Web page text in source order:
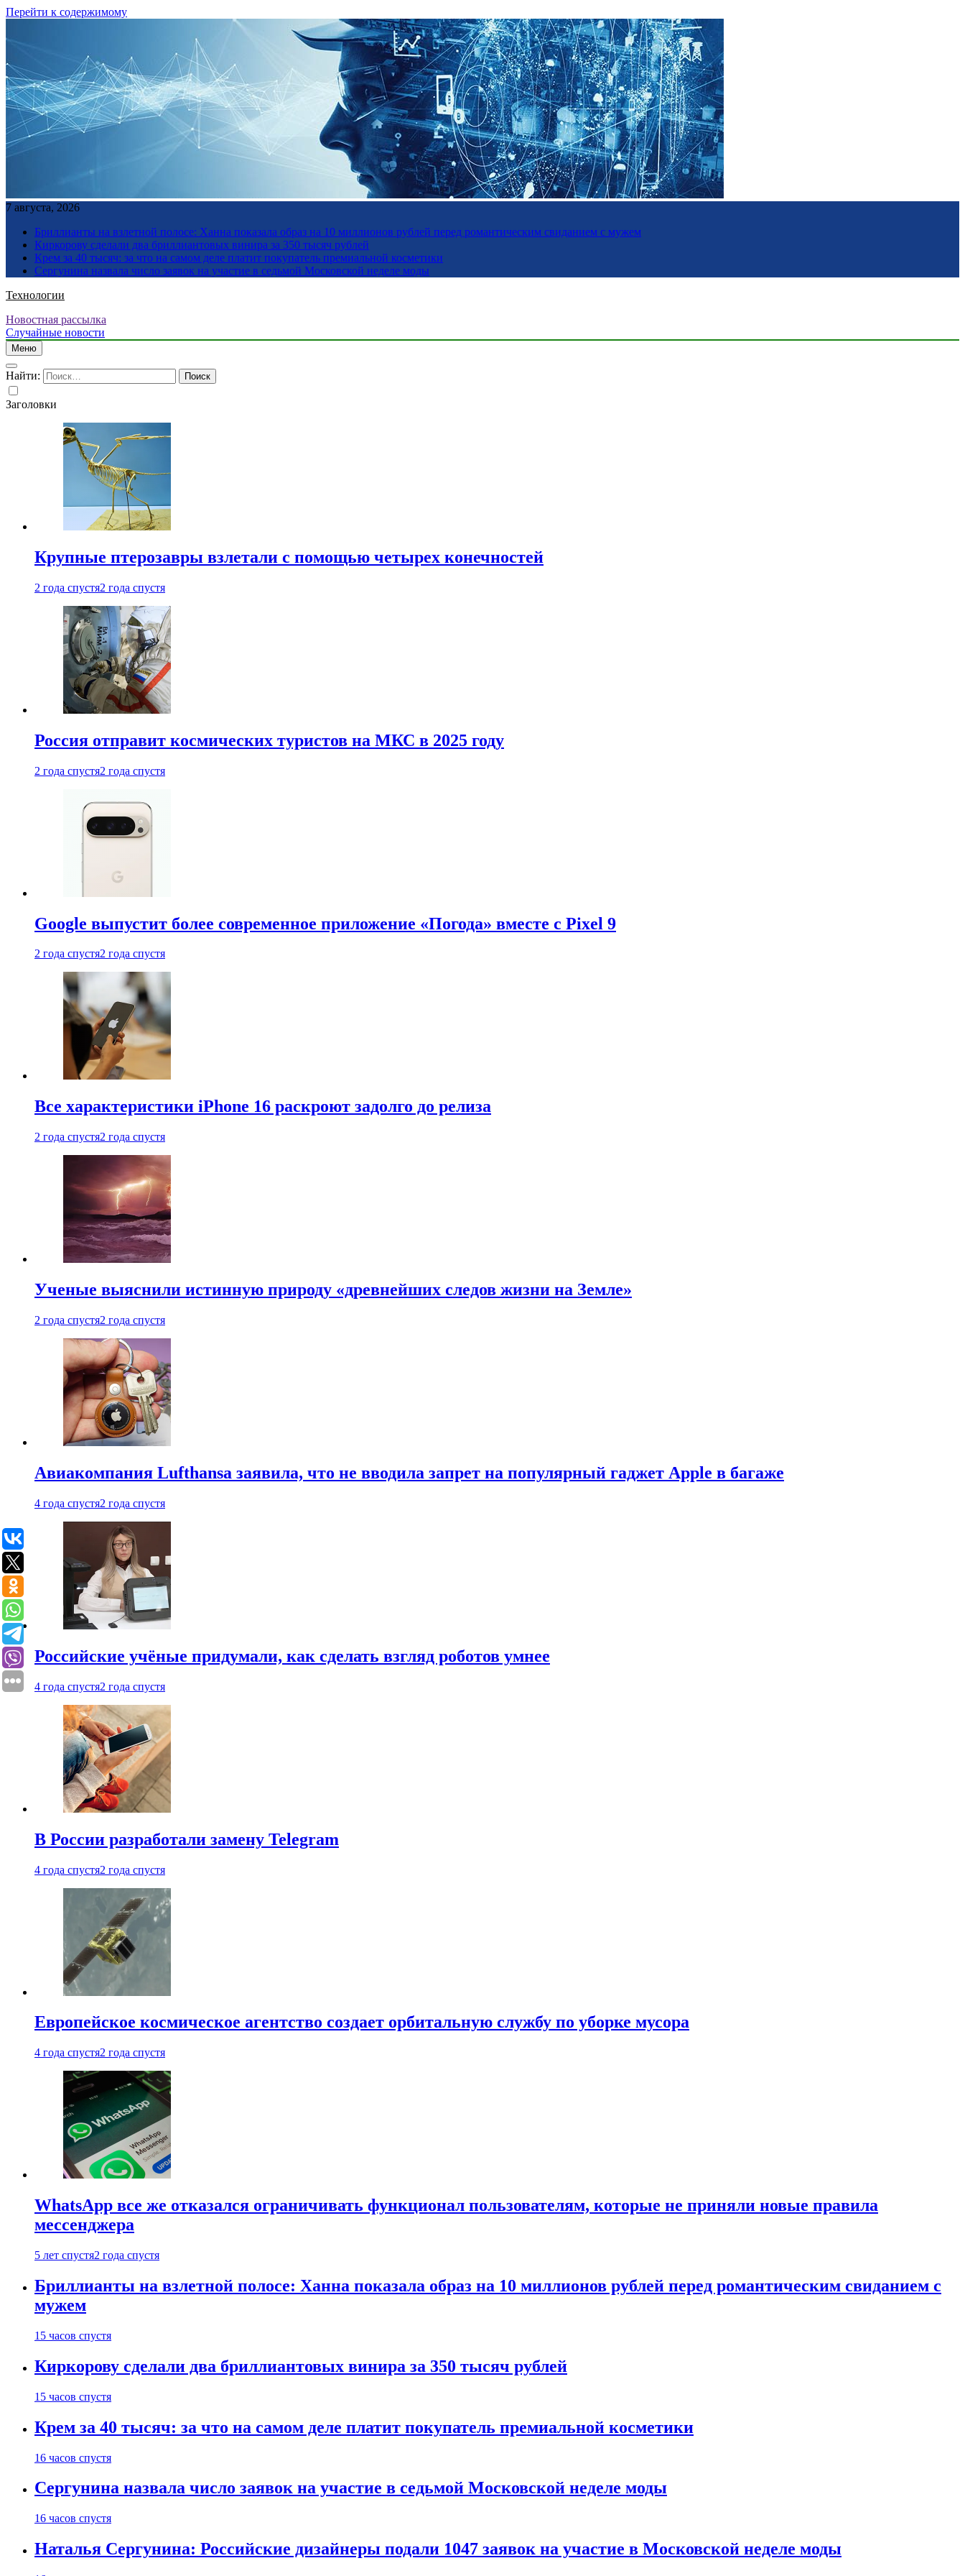
Перейти к содержимому
7 августа, 2026
Бриллианты на взлетной полосе: Ханна показала образ на 10 миллионов рублей перед романтическим свиданием с мужем
Киркорову сделали два бриллиантовых винира за 350 тысяч рублей
Крем за 40 тысяч: за что на самом деле платит покупатель премиальной косметики
Сергунина назвала число заявок на участие в седьмой Московской неделе моды
Технологии
Новостная рассылка
Случайные новости
Меню
Найти:
Заголовки
Крупные птерозавры взлетали с помощью четырех конечностей
2 года спустя2 года спустя
Россия отправит космических туристов на МКС в 2025 году
2 года спустя2 года спустя
Google выпустит более современное приложение «Погода» вместе с Pixel 9
2 года спустя2 года спустя
Все характеристики iPhone 16 раскроют задолго до релиза
2 года спустя2 года спустя
Ученые выяснили истинную природу «древнейших следов жизни на Земле»
2 года спустя2 года спустя
Авиакомпания Lufthansa заявила, что не вводила запрет на популярный гаджет Apple в багаже
4 года спустя2 года спустя
Российские учёные придумали, как сделать взгляд роботов умнее
4 года спустя2 года спустя
В России разработали замену Telegram
4 года спустя2 года спустя
Европейское космическое агентство создает орбитальную службу по уборке мусора
4 года спустя2 года спустя
WhatsApp все же отказался ограничивать функционал пользователям, которые не приняли новые правила
мессенджера
5 лет спустя2 года спустя
Бриллианты на взлетной полосе: Ханна показала образ на 10 миллионов рублей перед романтическим свиданием с
мужем
15 часов спустя
Киркорову сделали два бриллиантовых винира за 350 тысяч рублей
15 часов спустя
Крем за 40 тысяч: за что на самом деле платит покупатель премиальной косметики
16 часов спустя
Сергунина назвала число заявок на участие в седьмой Московской неделе моды
16 часов спустя
Наталья Сергунина: Российские дизайнеры подали 1047 заявок на участие в Московской неделе моды